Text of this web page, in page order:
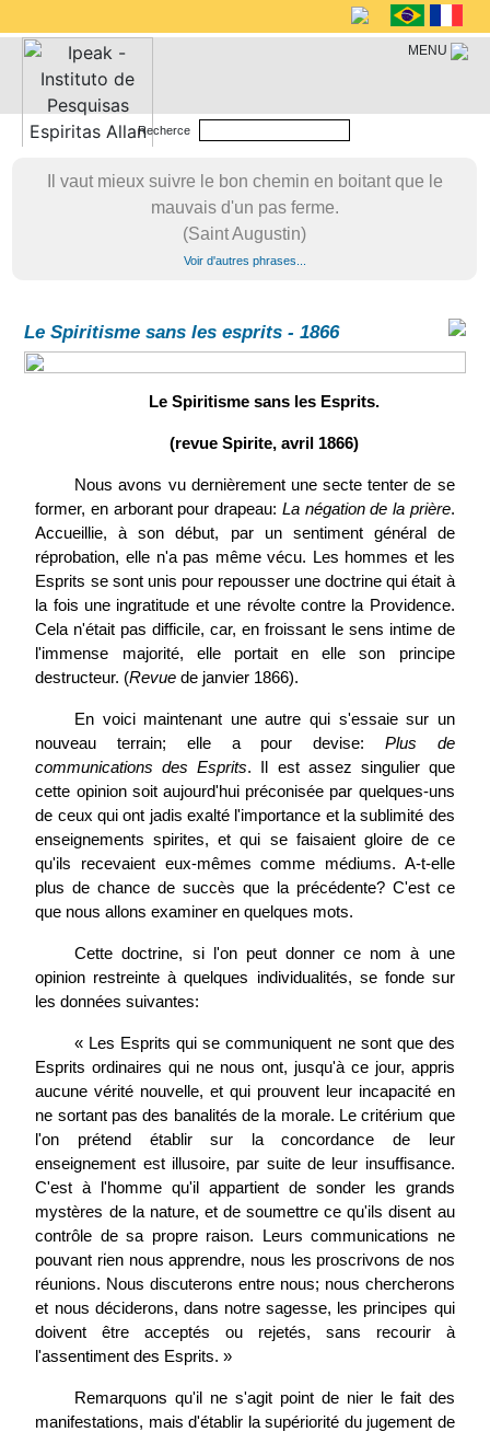
MENU
Recherce
Il vaut mieux suivre le bon chemin en boitant que le
mauvais d'un pas ferme.
(Saint Augustin)
Voir d'autres phrases...
Le Spiritisme sans les esprits - 1866
Le Spiritisme sans les Esprits.
(revue Spirite, avril 1866)
Nous avons vu dernièrement une secte tenter de se
former, en arborant pour drapeau: La négation de la prière.
Accueillie, à son début, par un sentiment général de
réprobation, elle n'a pas même vécu. Les hommes et les
Esprits se sont unis pour repousser une doctrine qui était à
la fois une ingratitude et une révolte contre la Providence.
Cela n'était pas difficile, car, en froissant le sens intime de
l'immense majorité, elle portait en elle son principe
destructeur. (Revue de janvier 1866).
En voici maintenant une autre qui s'essaie sur un
nouveau terrain; elle a pour devise: Plus de
communications des Esprits. Il est assez singulier que
cette opinion soit aujourd'hui préconisée par quelques-uns
de ceux qui ont jadis exalté l'importance et la sublimité des
enseignements spirites, et qui se faisaient gloire de ce
qu'ils recevaient eux-mêmes comme médiums. A-t-elle
plus de chance de succès que la précédente? C'est ce
que nous allons examiner en quelques mots.
Cette doctrine, si l'on peut donner ce nom à une
opinion restreinte à quelques individualités, se fonde sur
les données suivantes:
« Les Esprits qui se communiquent ne sont que des
Esprits ordinaires qui ne nous ont, jusqu'à ce jour, appris
aucune vérité nouvelle, et qui prouvent leur incapacité en
ne sortant pas des banalités de la morale. Le critérium que
l'on prétend établir sur la concordance de leur
enseignement est illusoire, par suite de leur insuffisance.
C'est à l'homme qu'il appartient de sonder les grands
mystères de la nature, et de soumettre ce qu'ils disent au
contrôle de sa propre raison. Leurs communications ne
pouvant rien nous apprendre, nous les proscrivons de nos
réunions. Nous discuterons entre nous; nous chercherons
et nous déciderons, dans notre sagesse, les principes qui
doivent être acceptés ou rejetés, sans recourir à
l'assentiment des Esprits. »
Remarquons qu'il ne s'agit point de nier le fait des
manifestations, mais d'établir la supériorité du jugement de